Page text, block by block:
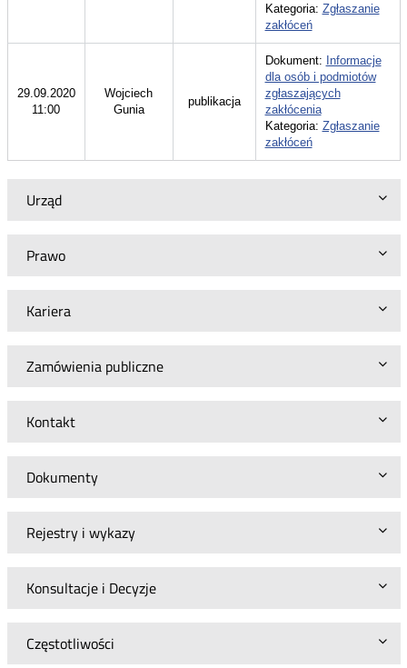
Urząd
Prawo
Kariera
Zamówienia publiczne
Kontakt
Dokumenty
Rejestry i wykazy
Konsultacje i Decyzje
Częstotliwości
Kategoria: Zgłaszanie
zakłóceń
29.09.2020
11:00
Wojciech
Gunia
publikacja
Dokument: Informacje
dla osób i podmiotów
zgłaszających
zakłócenia
Kategoria: Zgłaszanie
zakłóceń